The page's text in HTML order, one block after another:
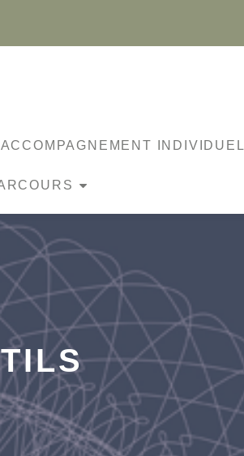
ACCOMPAGNEMENT INDIVIDUEL